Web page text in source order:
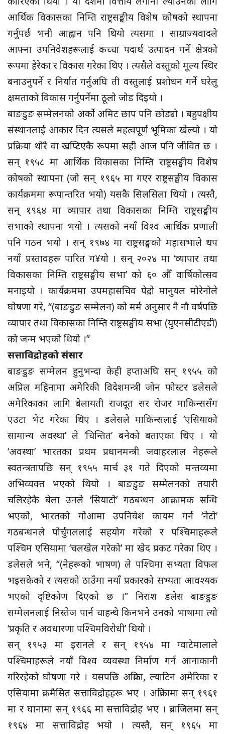
आर्थिक विकासका निम्ति राष्ट्रसङ्घीय विशेष कोषको स्थापना
गर्नुपर्छ भनी आह्वान पनि थियो त्यसमा । साम्राज्यवादले
आफ्ना उपनिवेशहरूलाई कच्चा पदार्थ उत्पादन गर्ने क्षेत्रको
रूपमा हेरेका र विकास गरेका थिए । त्यसैले वस्तुको मूल्य स्थिर
बनाउनुपर्ने र निर्यात गर्नुअघि ती वस्तुलाई प्रशोधन गर्ने घरेलु
क्षमताको विकास गर्नुपर्नेमा ठूलो जोड दिइयो ।
बाङडुङ सम्मेलनको अर्को अमिट छाप पनि छोड्यो । बहुपक्षीय
संस्थानलाई आकार दिन त्यसले महत्वपूर्ण भूमिका खेल्यो । यो
प्रक्रिया थोरै वा खप्टिएकै रूपमा सही आज पनि जीवित छ ।
सन् १९५८ मा आर्थिक विकासका निम्ति राष्ट्रसङ्घीय विशेष
कोषको स्थापना (जो सन् १९६५ मा गएर राष्ट्रसङ्घीय विकास
कार्यक्रममा रूपान्तरित भयो) यसकै सिलसिला थियो । त्यस्तै,
सन् १९६४ मा व्यापार तथा विकासका निम्ति राष्ट्रसङ्घीय
सभाको स्थापना भयो । त्यसको नयाँ विश्व आर्थिक प्रणाली
पनि गठन भयो । सन् १९७४ मा राष्ट्रसङ्घको महासभाले थप
नयाँ प्रस्तावहरू पारित ग¥यो । सन् २०२४ मा ‘व्यापार तथा
विकासका निम्ति राष्ट्रसङ्घीय सभा’ को ६० औँ वार्षिकोत्सव
मनाइयो । कार्यक्रममा उपमहासचिव पेद्रो मानुयल मोरेनोले
घोषणा गरे, “(बाङडुङ सम्मेलन) को मर्म अनुसार नै नौ वर्षपछि
व्यापार तथा विकासका निम्ति राष्ट्रसङ्घीय सभा (युएनसीटीएडी)
को जन्म भएको थियो ।”
सत्ताविद्रोहको संसार
बाङडुङ सम्मेलन हुनुभन्दा केही हप्ताअघि सन् १९५५ को
अप्रिल महिनामा अमेरिकी विदेशमन्त्री जोन फोस्टर डलेसले
अमेरिकाका लागि बेलायती राजदूत सर रोजर माकिन्ससँग
एउटा भेट गरेका थिए । डलेसले माकिन्सलाई ‘एसियाको
सामान्य अवस्था’ ले ‘चिन्तित’ बनेको बताएका थिए । यो
‘अवस्था’ भारतका प्रथम प्रधानमन्त्री जवाहरलाल नेहरूले
स्वतन्त्रतापछि सन् १९५५ मार्च ३१ गते दिएको मन्तव्यमा
अभिव्यक्त भएको थियो । बाङडुङ सम्मेलनको तयारी
चलिरहेकै बेला उनले ‘सियाटो’ गठबन्धन आक्रामक सन्धि
भएको, भारतको गोआमा उपनिवेश कायम गर्न ‘नेटो’
गठबन्धनले पोर्चुगललाई सहयोग गरेको र पश्चिमाहरूले
पश्चिम एसियामा ‘चलखेल गरेको’ मा खेद प्रकट गरेका थिए ।
डलेसले भने, “(नेहरूको भाषण) ले पश्चिमा सभ्यता विफल
भइसकेको र त्यसको ठाउँमा नयाँ प्रकारको सभ्यता आवश्यक
भएको दृष्टिकोण दिएको छ ।” निराश डलेस बाङडुङ
सम्मेलनलाई निस्तेज पार्न चाहन्थे किनभने उनको भाषामा त्यो
‘प्रकृति र अवधारणा पश्चिमविरोधी’ थियो ।
सन् १९५३ मा इरानले र सन् १९५४ मा ग्वाटेमालाले
पश्चिमाहरूले नयाँ विश्व व्यवस्था निर्माण गर्न आनाकानी
गरिरहेको घोषणा गरे । यसपछि अफ्रिका, ल्याटिन अमेरिका र
एसियामा क्रमैसित सत्ताविद्रोहहरू भए । अफ्रिकामा सन् १९६१
मा र घानामा सन् १९६६ मा सत्ताविद्रोह भए । ब्राजिलमा सन्
१९६४ मा सत्ताविद्रोह भयो । त्यस्तै, सन् १९६५ मा